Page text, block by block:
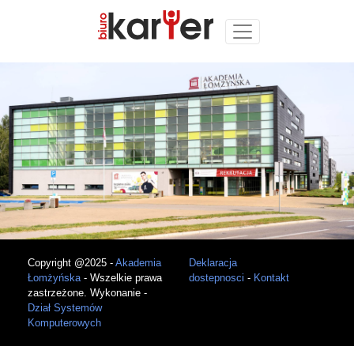
Copyright @2025 - Akademia
Łomżyńska- Wszelkie prawa
zastrzeżone. Wykonanie -
Dział Systemów
Komputerowych
Deklaracja
dostepnosci - Kontakt